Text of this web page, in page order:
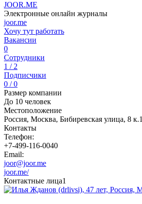
JOOR.ME
Электронные онлайн журналы
joor.me
Хочу тут работать
Вакансии
0
Сотрудники
1 / 2
Подписчики
0 / 0
Размер компании
До 10 человек
Местоположение
Россия, Москва, Бибиревская улица, 8 к.1
Контакты
Телефон:
+7-499-116-0040
Email:
joor@joor.me
joor.me/
Контактные лица1